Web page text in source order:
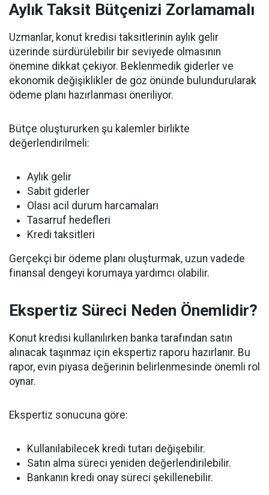
Aylık Taksit Bütçenizi Zorlamamalı
Uzmanlar, konut kredisi taksitlerinin aylık gelir
üzerinde sürdürülebilir bir seviyede olmasının
önemine dikkat çekiyor. Beklenmedik giderler ve
ekonomik değişiklikler de göz önünde bulundurularak
ödeme planı hazırlanması öneriliyor.
Bütçe oluştururken şu kalemler birlikte
değerlendirilmeli:
Aylık gelir
Sabit giderler
Olası acil durum harcamaları
Tasarruf hedefleri
Kredi taksitleri
Gerçekçi bir ödeme planı oluşturmak, uzun vadede
finansal dengeyi korumaya yardımcı olabilir.
Ekspertiz Süreci Neden Önemlidir?
Konut kredisi kullanılırken banka tarafından satın
alınacak taşınmaz için ekspertiz raporu hazırlanır. Bu
rapor, evin piyasa değerinin belirlenmesinde önemli rol
oynar.
Ekspertiz sonucuna göre:
Kullanılabilecek kredi tutarı değişebilir.
Satın alma süreci yeniden değerlendirilebilir.
Bankanın kredi onay süreci şekillenebilir.